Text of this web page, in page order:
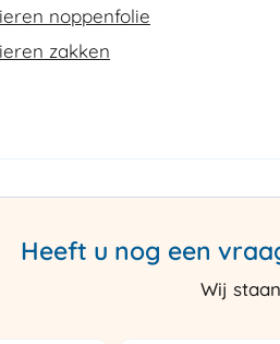
noppenfolie
zakken
Heeft u nog een
Wij